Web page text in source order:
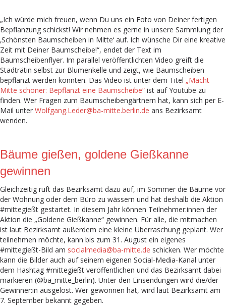
„Ich würde mich freuen, wenn Du uns ein Foto von Deiner fertigen
Bepflanzung schickst! Wir nehmen es gerne in unsere Sammlung der
‚Schönsten Baumscheiben in Mitte‘ auf. Ich wünsche Dir eine kreative
Zeit mit Deiner Baumscheibe!“, endet der Text im
Baumscheibenflyer. Im parallel veröffentlichten Video greift die
Stadträtin selbst zur Blumenkelle und zeigt, wie Baumscheiben
bepflanzt werden könnten. Das Video ist unter dem Titel „Macht
Mitte schöner: Bepflanzt eine Baumscheibe“ ist auf Youtube zu
finden. Wer Fragen zum Baumscheibengärtnern hat, kann sich per E-
Mail unter Wolfgang.Leder@ba-mitte.berlin.de ans Bezirksamt
wenden.
Bäume gießen, goldene Gießkanne
gewinnen
Gleichzeitig ruft das Bezirksamt dazu auf, im Sommer die Bäume vor
der Wohnung oder dem Büro zu wässern und hat deshalb die Aktion
#mittegießt gestartet. In diesem Jahr können Teilnehmer:innen der
Aktion die „Goldene Gießkanne“ gewinnen. Für alle, die mitmachen
ist laut Bezirksamt außerdem eine kleine Überraschung geplant. Wer
teilnehmen möchte, kann bis zum 31. August ein eigenes
#mittegießt-Bild am socialmedia@ba-mitte.de schicken. Wer möchte
kann die Bilder auch auf seinem eigenen Social-Media-Kanal unter
dem Hashtag #mittegießt veröffentlichen und das Bezirksamt dabei
markieren (@ba_mitte_berlin). Unter den Einsendungen wird die/der
Gewinner:in ausgelost. Wer gewonnen hat, wird laut Bezirksamt am
7. September bekannt gegeben.